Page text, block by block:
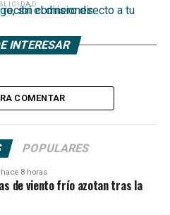
INTERESAR
COMENTAR
POPULARES
hace 8 horas
de viento frío azotan tras la